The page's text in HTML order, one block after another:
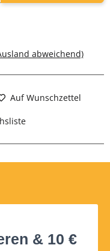
abweichend)
Auf Wunschzettel